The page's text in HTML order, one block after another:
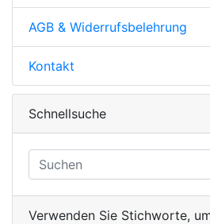
AGB & Widerrufsbelehrung
Kontakt
Schnellsuche
Verwenden Sie Stichworte,